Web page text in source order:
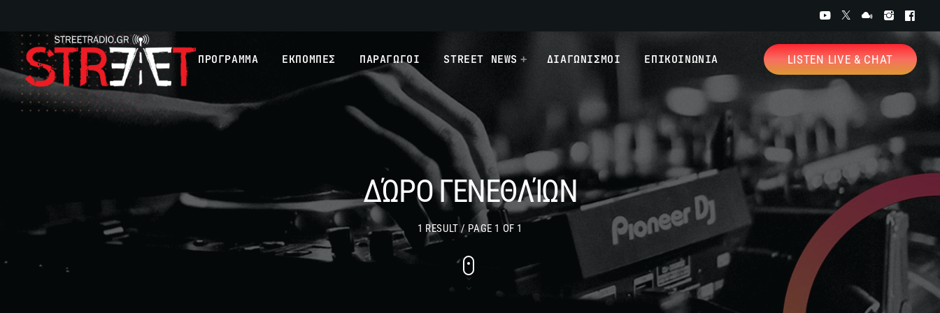
ΠΡΟΓΡΑΜΜΑ ΕΚΠΟΜΠΕΣ ΠΑΡΑΓΩΓΟΙ STREET NEWS ΔΙΑΓΩΝΙΣΜΟΙ ΕΠΙΚΟΙΝΩΝΙΑ LISTEN LIVE & CHAT
ΔΏΡΟ ΓΕΝΕΘΛΊΩΝ
1 RESULT / PAGE 1 OF 1